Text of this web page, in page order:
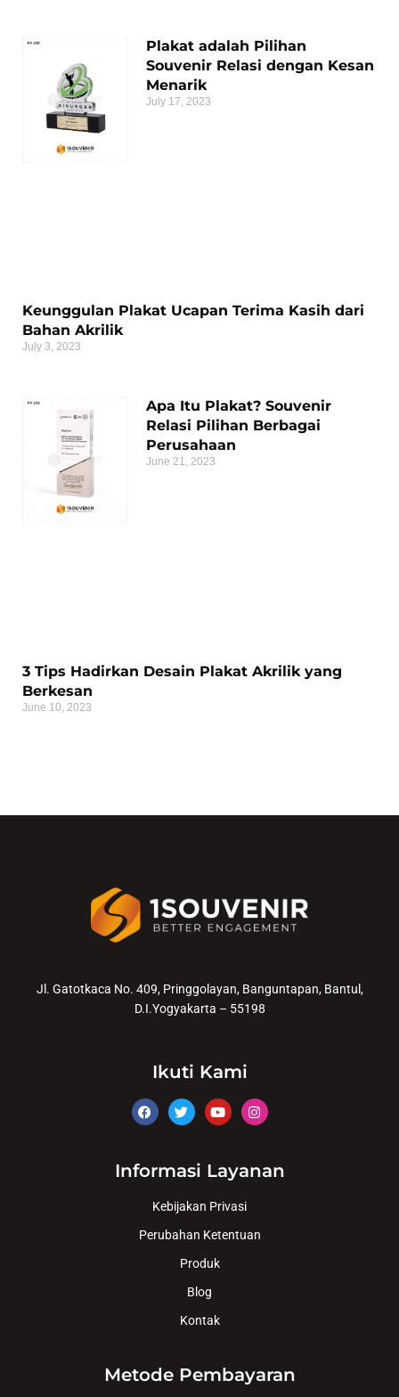
Plakat adalah Pilihan
Souvenir Relasi dengan Kesan
Menarik
July 17, 2023
Keunggulan Plakat Ucapan Terima Kasih dari
Bahan Akrilik
July 3, 2023
Apa Itu Plakat? Souvenir
Relasi Pilihan Berbagai
Perusahaan
June 21, 2023
3 Tips Hadirkan Desain Plakat Akrilik yang
Berkesan
June 10, 2023
Jl. Gatotkaca No. 409, Pringgolayan, Banguntapan, Bantul,
D.I.Yogyakarta – 55198
Ikuti Kami
Informasi Layanan
Kebijakan Privasi
Perubahan Ketentuan
Produk
Blog
Kontak
Metode Pembayaran